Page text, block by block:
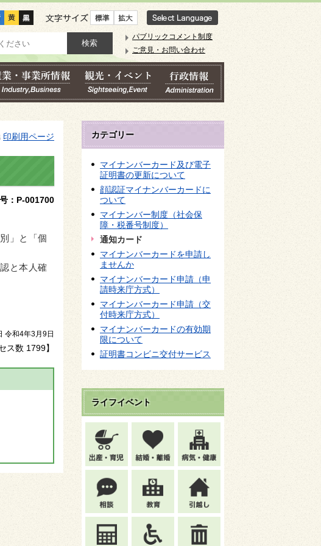
文字サイズ
パブリックコメント制度
ご意見・お問い合わせ
印刷用ページ
：P-001700
」と「個
と本人確
令和4年3月9日
ス数 1799】
カテゴリー
マイナンバーカード及び電子
証明書の更新について
顔認証マイナンバーカードに
ついて
マイナンバー制度（社会保
障・税番号制度）
通知カード
マイナンバーカードを申請し
ませんか
マイナンバーカード申請（申
請時来庁方式）
マイナンバーカード申請（交
付時来庁方式）
マイナンバーカードの有効期
限について
証明書コンビニ交付サービス
ライフイベント